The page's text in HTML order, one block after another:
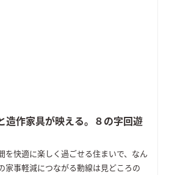
造作家具が映える。８の字回遊
を快適に楽しく過ごせる住まいで、なん
家事軽減につながる動線は見どころの